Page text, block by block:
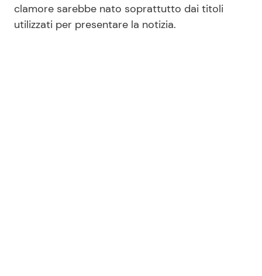
clamore sarebbe nato soprattutto dai titoli
utilizzati per presentare la notizia.